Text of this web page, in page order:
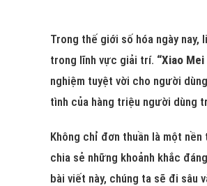
Trong thế giới số hóa ngày
trong lĩnh vực giải trí. “Xiao
nghiệm tuyệt vời cho người
tình của hàng triệu người dùng
Không chỉ đơn thuần là một
chia sẻ những khoảnh khắc
bài viết này, chúng ta sẽ đi sâu